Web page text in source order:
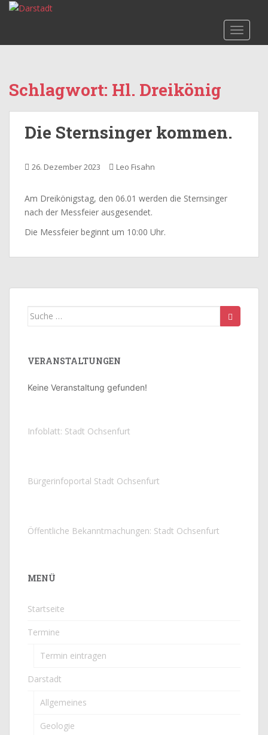
p
Schlagwort: Hl. Dreikönig
Die Sternsinger kommen.
26. Dezember 2023 Leo Fisahn
Am Dreikönigstag, den 06.01 werden die Sternsinger
nach der Messfeier ausgesendet.
Die Messfeier beginnt um 10:00 Uhr.
Suche
VERANSTALTUNGEN
Keine Veranstaltung gefunden!
Infoblatt: Stadt Ochsenfurt
Bürgerinfoportal Stadt Ochsenfurt
Öffentliche Bekanntmachungen: Stadt Ochsenfurt
MENÜ
Startseite
Termine
Termin eintragen
Darstadt
Allgemeines
Geologie